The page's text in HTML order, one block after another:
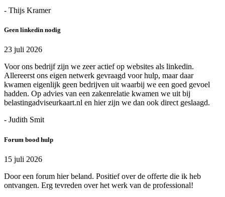
- Thijs Kramer
Geen linkedin nodig
23 juli 2026
Voor ons bedrijf zijn we zeer actief op websites als linkedin.
Allereerst ons eigen netwerk gevraagd voor hulp, maar daar
kwamen eigenlijk geen bedrijven uit waarbij we een goed gevoel
hadden. Op advies van een zakenrelatie kwamen we uit bij
belastingadviseurkaart.nl en hier zijn we dan ook direct geslaagd.
- Judith Smit
Forum bood hulp
15 juli 2026
Door een forum hier beland. Positief over de offerte die ik heb
ontvangen. Erg tevreden over het werk van de professional!